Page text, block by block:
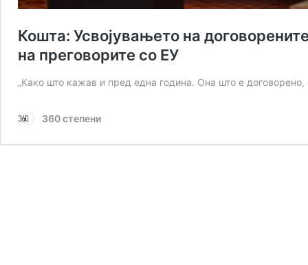
Кошта: Усвојувањето на
на преговорите со ЕУ
„Како што кажав и пред една година. Она што е
360 степени